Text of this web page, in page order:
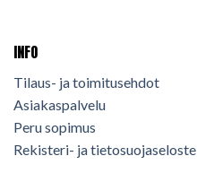
INFO
Tilaus- ja toimitusehdot
Asiakaspalvelu
Peru sopimus
Rekisteri- ja tietosuojaseloste